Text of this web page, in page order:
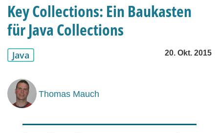
Key Collections: Ein Baukasten
für Java Collections
Java 20. Okt. 2015
Thomas Mauch